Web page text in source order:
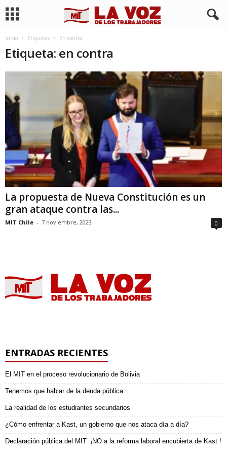
Inicio Etiquetas En contra
Etiqueta: en contra
La propuesta de Nueva Constitución es un
gran ataque contra las...
MIT Chile - 7 noviembre, 2023 0
ENTRADAS RECIENTES
El MIT en el proceso revolucionario de Bolivia
Tenemos que hablar de la deuda pública
La realidad de los estudiantes secundarios
¿Cómo enfrentar a Kast, un gobierno que nos ataca día a día?
Declaración pública del MIT. ¡NO a la reforma laboral encubierta de Kast !